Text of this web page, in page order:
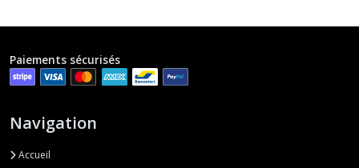
Paiements sécurisés
Navigation
Accueil